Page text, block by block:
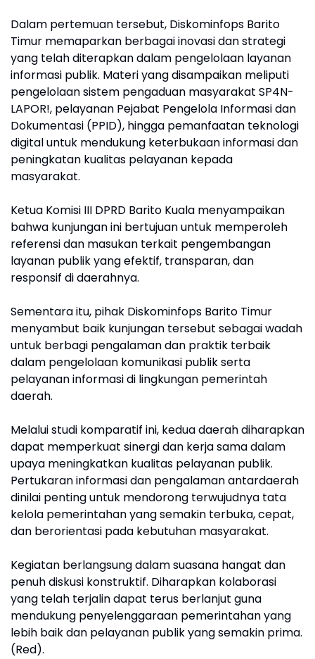
Dalam pertemuan tersebut, Diskominfops Barito
Timur memaparkan berbagai inovasi dan strategi
yang telah diterapkan dalam pengelolaan layanan
informasi publik. Materi yang disampaikan meliputi
pengelolaan sistem pengaduan masyarakat SP4N-
LAPOR!, pelayanan Pejabat Pengelola Informasi dan
Dokumentasi (PPID), hingga pemanfaatan teknologi
digital untuk mendukung keterbukaan informasi dan
peningkatan kualitas pelayanan kepada
masyarakat.
Ketua Komisi III DPRD Barito Kuala menyampaikan
bahwa kunjungan ini bertujuan untuk memperoleh
referensi dan masukan terkait pengembangan
layanan publik yang efektif, transparan, dan
responsif di daerahnya.
Sementara itu, pihak Diskominfops Barito Timur
menyambut baik kunjungan tersebut sebagai wadah
untuk berbagi pengalaman dan praktik terbaik
dalam pengelolaan komunikasi publik serta
pelayanan informasi di lingkungan pemerintah
daerah.
Melalui studi komparatif ini, kedua daerah diharapkan
dapat memperkuat sinergi dan kerja sama dalam
upaya meningkatkan kualitas pelayanan publik.
Pertukaran informasi dan pengalaman antardaerah
dinilai penting untuk mendorong terwujudnya tata
kelola pemerintahan yang semakin terbuka, cepat,
dan berorientasi pada kebutuhan masyarakat.
Kegiatan berlangsung dalam suasana hangat dan
penuh diskusi konstruktif. Diharapkan kolaborasi
yang telah terjalin dapat terus berlanjut guna
mendukung penyelenggaraan pemerintahan yang
lebih baik dan pelayanan publik yang semakin prima.
(Red).